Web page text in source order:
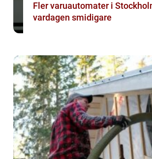
Fler varuautomater i
vardagen smidigare